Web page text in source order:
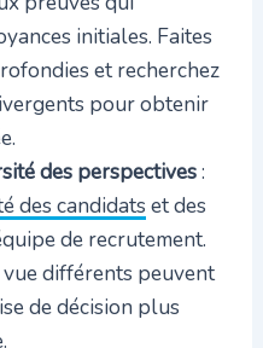
initiales. Faites
et recherchez
pour obtenir
des perspectives:
des candidats et des
de recrutement.
différents peuvent
de décision plus